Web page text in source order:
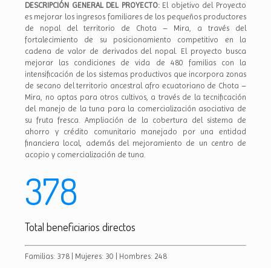
DESCRIPCIÓN GENERAL DEL PROYECTO: El objetivo del Proyecto
es mejorar los ingresos familiares de los pequeños productores
de nopal del territorio de Chota – Mira, a través del
fortalecimiento de su posicionamiento competitivo en la
cadena de valor de derivados del nopal. El proyecto busca
mejorar las condiciones de vida de 480 familias con la
intensificación de los sistemas productivos que incorpora zonas
de secano del territorio ancestral afro ecuatoriano de Chota –
Mira, no aptas para otros cultivos, a través de la tecnificación
del manejo de la tuna para la comercialización asociativa de
su fruta fresca. Ampliación de la cobertura del sistema de
ahorro y crédito comunitario manejado por una entidad
financiera local, además del mejoramiento de un centro de
acopio y comercialización de tuna.
378
Total beneficiarios directos
Familias: 378 | Mujeres: 30 | Hombres: 248